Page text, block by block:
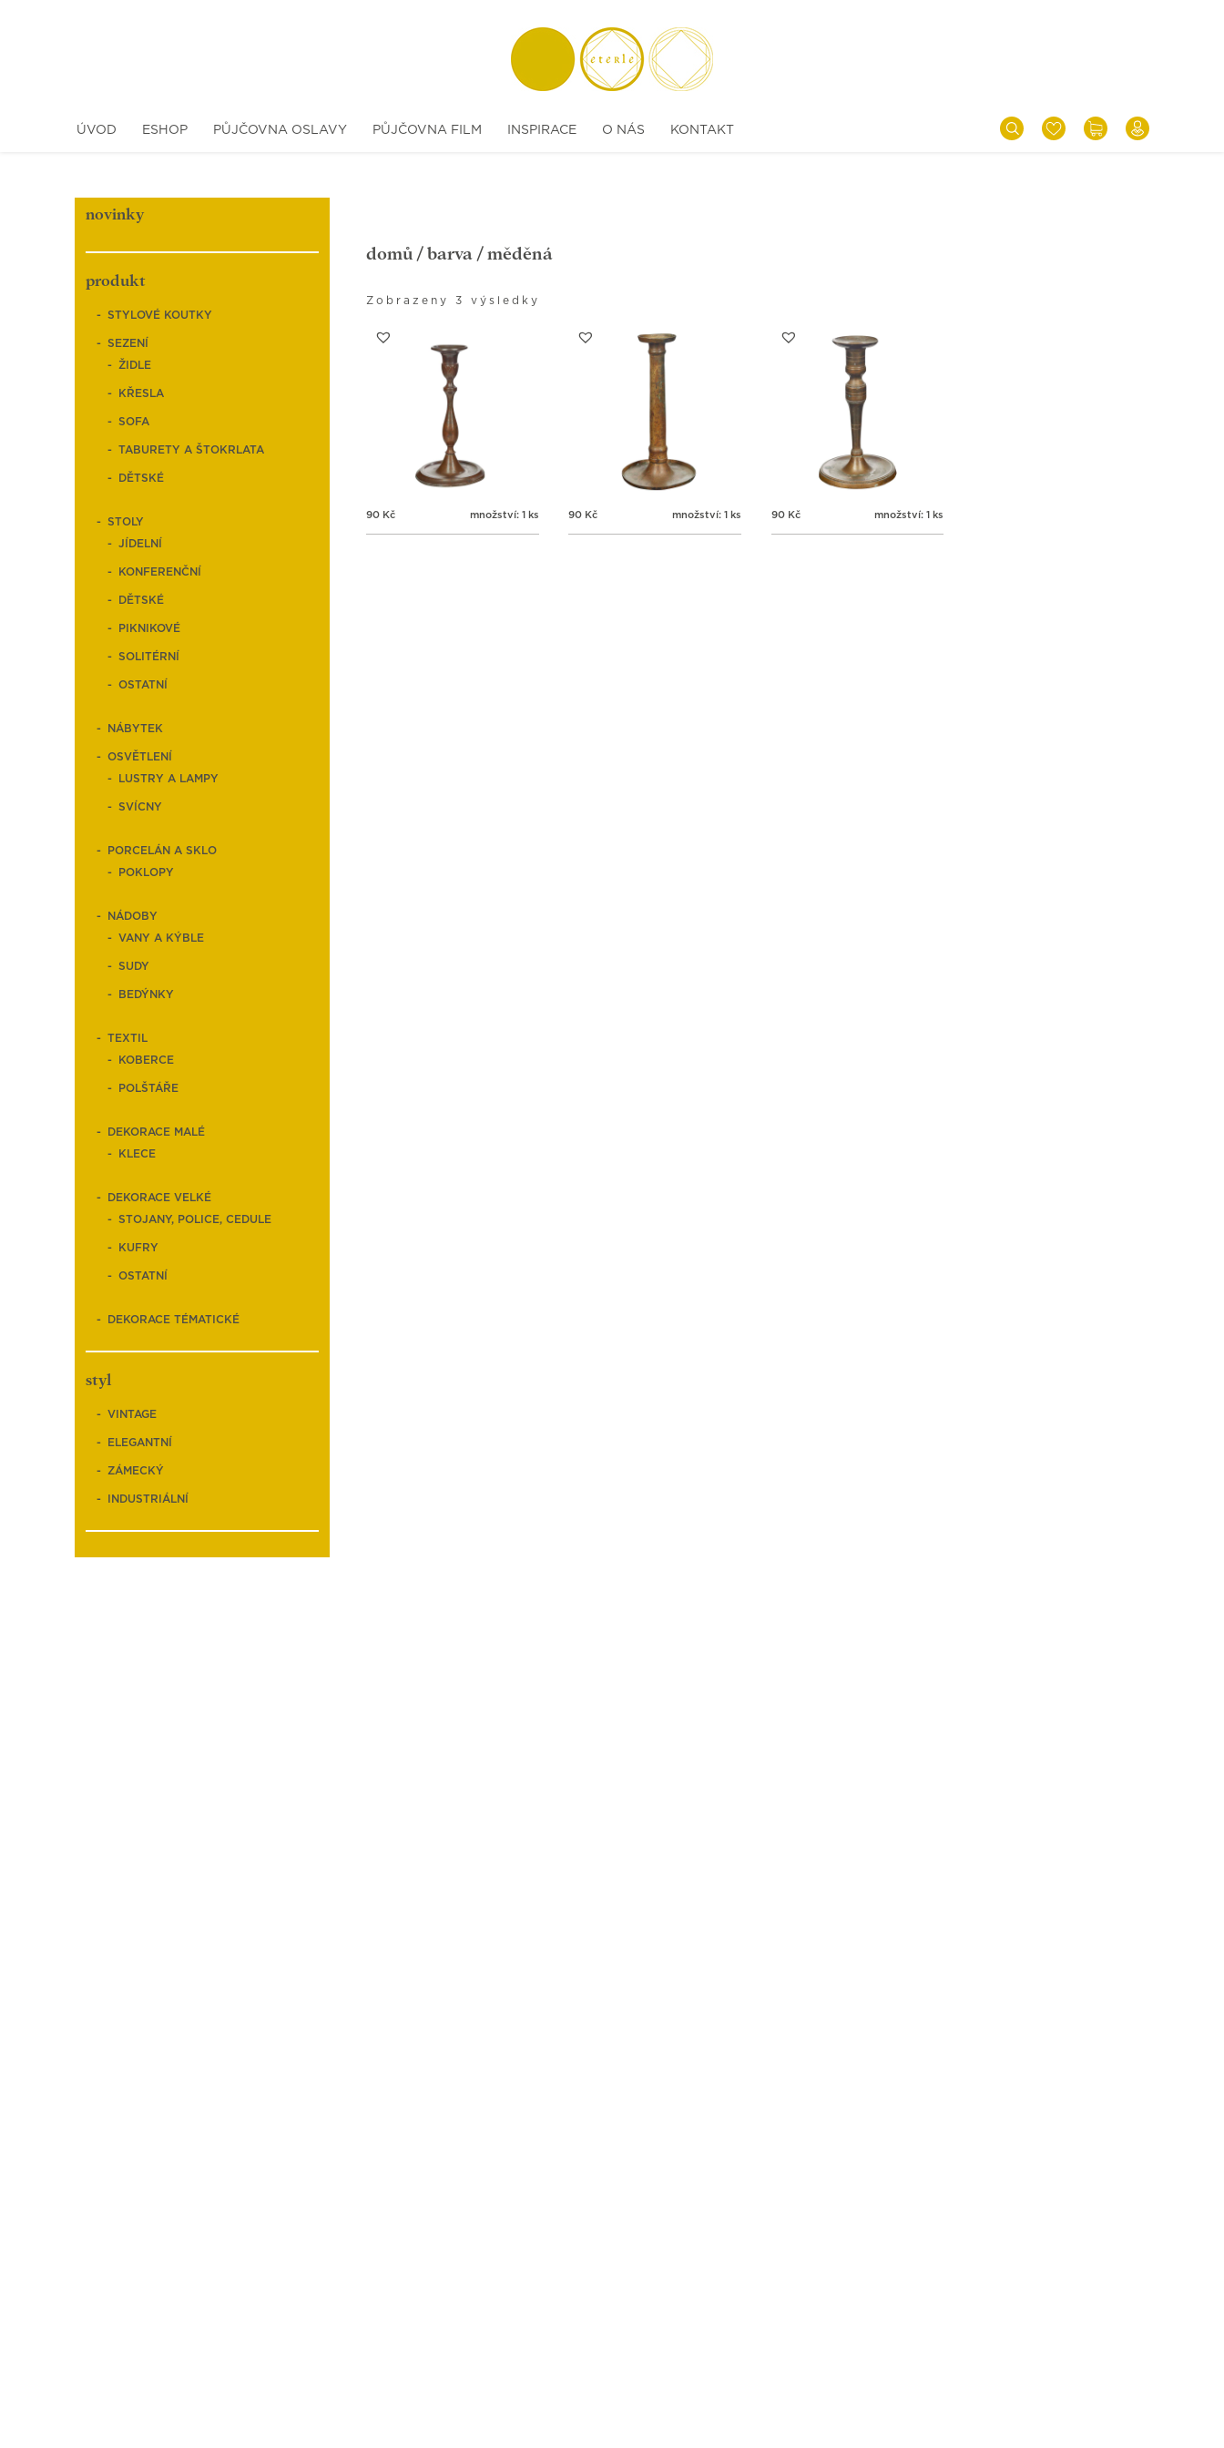
ÚVOD ESHOP PŮJČOVNA OSLAVY PŮJČOVNA FILM INSPIRACE O NÁS KONTAKT
novinky
produkt
STYLOVÉ KOUTKY
SEZENÍ
ŽIDLE
KŘESLA
SOFA
TABURETY A ŠTOKRLATA
DĚTSKÉ
STOLY
JÍDELNÍ
KONFERENČNÍ
DĚTSKÉ
PIKNIKOVÉ
SOLITÉRNÍ
OSTATNÍ
NÁBYTEK
OSVĚTLENÍ
LUSTRY A LAMPY
SVÍCNY
PORCELÁN A SKLO
POKLOPY
NÁDOBY
VANY A KÝBLE
SUDY
BEDÝNKY
TEXTIL
KOBERCE
POLŠTÁŘE
DEKORACE MALÉ
KLECE
DEKORACE VELKÉ
STOJANY, POLICE, CEDULE
KUFRY
OSTATNÍ
DEKORACE TÉMATICKÉ
styl
VINTAGE
ELEGANTNÍ
ZÁMECKÝ
INDUSTRIÁLNÍ
domů / barva / měděná
Zobrazeny 3 výsledky
90 Kč množství: 1 ks 90 Kč množství: 1 ks 90 Kč množství: 1 ks